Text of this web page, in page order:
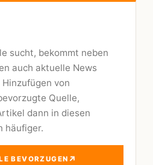
sucht, bekommt neben
auch aktuelle News
von
Quelle,
dann in diesen
häufiger.
BEVORZUGEN ↗